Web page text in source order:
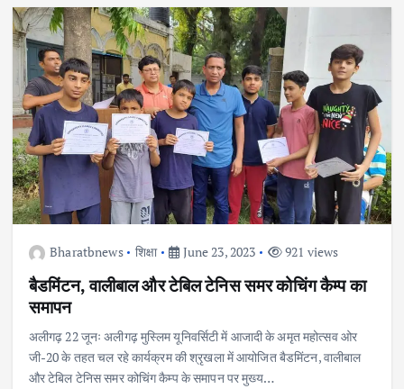
Bharatbnews शिक्षा June 23, 2023 921 views
बैडमिंटन, वालीबाल और टेबिल टेनिस समर कोचिंग कैम्प का
समापन
अलीगढ़ 22 जूनः अलीगढ़ मुस्लिम यूनिवर्सिटी में आजादी के अमृत महोत्सव ओर
जी-20 के तहत चल रहे कार्यक्रम की श्रृखला में आयोजित बैडमिंटन, वालीबाल
और टेबिल टेनिस समर कोचिंग कैम्प के समापन पर मुख्य…